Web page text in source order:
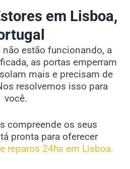
em Lisboa,
não estão funcionando, a
as portas emperram
mais e precisam de
resolvemos isso para
você.
compreende os seus
pronta para oferecer
reparos 24hs em Lisboa.